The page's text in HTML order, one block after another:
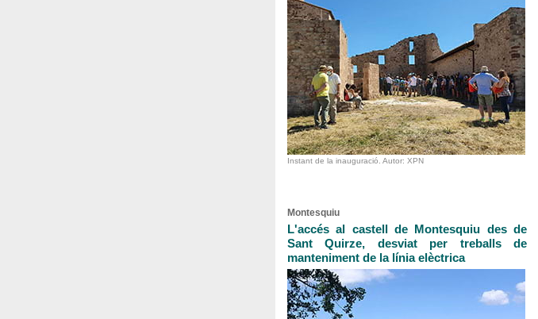
Instant de la inauguració. Autor: XPN
Montesquiu
L'accés al castell de Montesquiu des de
Sant Quirze, desviat per treballs de
manteniment de la línia elèctrica